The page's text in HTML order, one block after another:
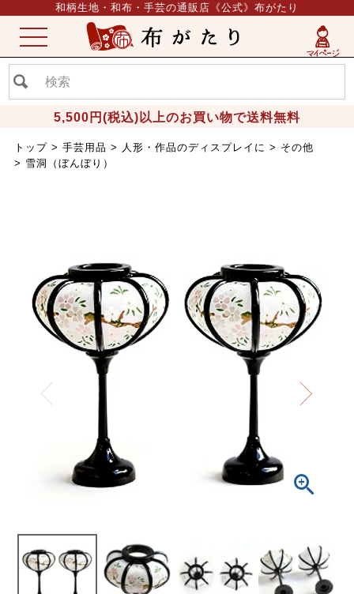
和柄生地・和布・手芸の通販店《公式》布がたり
5,500円(税込)以上のお買い物で送料無料
ME
NU
トップ 手芸用品 人形・作品のディスプレイに
その他
雪洞（ぼんぼり）